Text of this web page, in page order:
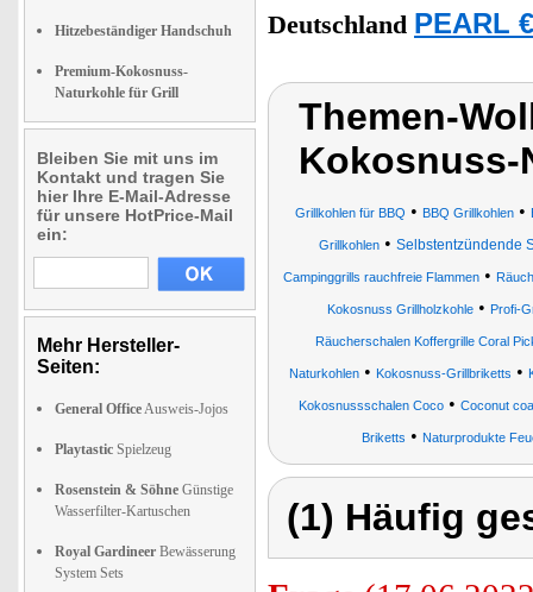
Hitzebeständiger Handschuh
Premium-Kokosnuss-
Naturkohle für Grill
Bleiben Sie mit uns im
Kontakt und tragen Sie
hier Ihre E-Mail-Adresse
für unsere HotPrice-Mail
ein:
Mehr Hersteller-
Seiten:
General OfficeAusweis-Jojos
Playtastic Spielzeug
Rosenstein & Söhne Günstige
Wasserfilter-Kartuschen
Royal Gardineer Bewässerung
System Sets
Deutschland PEARL
Themen-
Kokosnuss-
Grillkohlen für BBQ • BBQ Grillkohlen •
Grillkohlen• Selbstentzündende
Campinggrills rauchfreie Flammen•
Kokosnuss Grillholzkohle • Profi-
Räucherschalen Koffergrille Coral
Naturkohlen• Kokosnuss-Grillbriketts •
Kokosnussschalen Coco• Coconut
Briketts • Naturprodukte
(1) Häufig